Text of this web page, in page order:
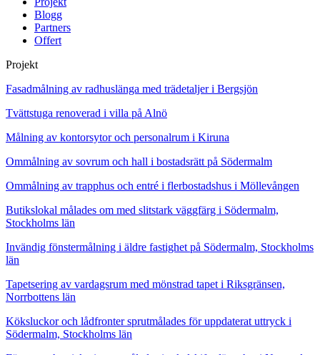
Blogg
Partners
Offert
Projekt
Fasadmålning av radhuslänga med trädetaljer i Bergsjön
Tvättstuga renoverad i villa på Alnö
Målning av kontorsytor och personalrum i Kiruna
Ommålning av sovrum och hall i bostadsrätt på Södermalm
Ommålning av trapphus och entré i flerbostadshus i Möllevången
Butikslokal målades om med slitstark väggfärg i Södermalm,
Stockholms län
Invändig fönstermålning i äldre fastighet på Södermalm, Stockholms
län
Tapetsering av vardagsrum med mönstrad tapet i Riksgränsen,
Norrbottens län
Köksluckor och lådfronter sprutmålades för uppdaterat uttryck i
Södermalm, Stockholms län